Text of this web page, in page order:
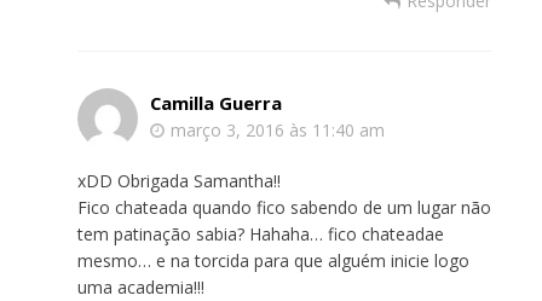
Camilla Guerra
março 3, 2016 às 11:40 am
xDD Obrigada Samantha!!
Fico chateada quando fico sabendo de um lugar não
tem patinação sabia? Hahaha… fico chateadae
mesmo… e na torcida para que alguém inicie logo
uma academia!!!